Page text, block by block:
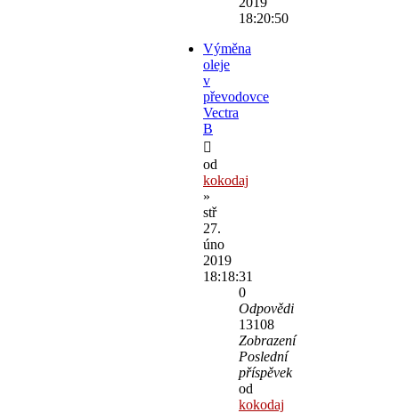
18:20:50
Výměna
oleje
v
převodovce
Vectra
B
od
kokodaj
»
stř
27.
úno
2019
18:18:31
0
Odpovědi
13108
Zobrazení
Poslední
příspěvek
od
kokodaj